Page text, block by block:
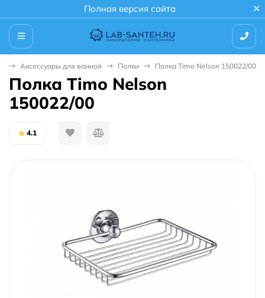
Полная версия сайта
Аксессуары для ванной Полки Полка Timo Nelson 150022/00
Полка Timo Nelson
150022/00
4.1